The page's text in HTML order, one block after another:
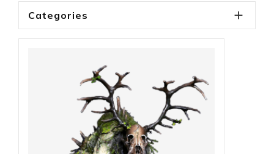
Categories 